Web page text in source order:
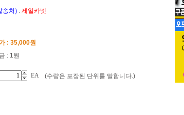
송처) : 제일카넷
: 35,000원
: 1원
EA (수량은 포장된 단위를 말합니다.)